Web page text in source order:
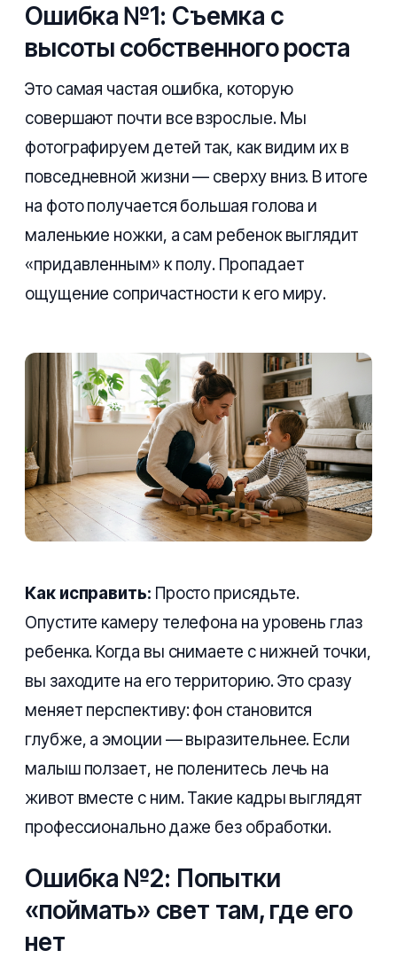
Ошибка №1: Съемка с
высоты собственного роста
Это самая частая ошибка, которую
совершают почти все взрослые. Мы
фотографируем детей так, как видим их в
повседневной жизни — сверху вниз. В итоге
на фото получается большая голова и
маленькие ножки, а сам ребенок выглядит
«придавленным» к полу. Пропадает
ощущение сопричастности к его миру.
Как исправить: Просто присядьте.
Опустите камеру телефона на уровень глаз
ребенка. Когда вы снимаете с нижней точки,
вы заходите на его территорию. Это сразу
меняет перспективу: фон становится
глубже, а эмоции — выразительнее. Если
малыш ползает, не поленитесь лечь на
живот вместе с ним. Такие кадры выглядят
профессионально даже без обработки.
Ошибка №2: Попытки
«поймать» свет там, где его
нет